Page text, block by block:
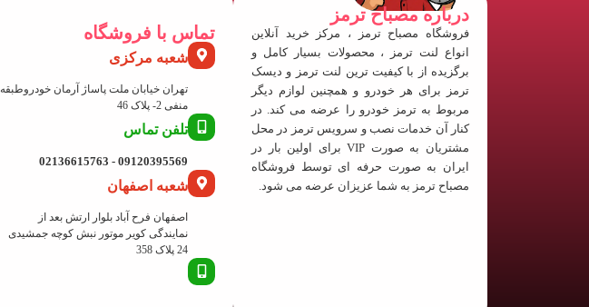
درباره مصباح ترمز
فروشگاه مصباح ترمز ، مرکز خرید آنلاین
انواع لنت ترمز ، محصولات بسیار کامل و
برگزیده از با کیفیت ترین لنت ترمز و دیسک
ترمز برای هر خودرو و همچنین لوازم دیگر
مربوط به ترمز خودرو را عرضه می کند. در
کنار آن خدمات نصب و سرویس ترمز در محل
مشتریان به صورت VIP برای اولین بار در
ایران به صورت حرفه ای توسط فروشگاه
مصباح ترمز به شما عزیزان عرضه می شود.
تماس با فروشگاه
شعبه مرکزی
تهران خیابان ملت پاساژ آرمان خودروطبقه
منفی 2- پلاک 46
تلفن تماس
09120395569 - 02136615763
شعبه اصفهان
اصفهان فرح آباد بلوار ارتش بعد از
نمایندگی کویر موتور نبش کوچه جمشیدی
24 پلاک 358